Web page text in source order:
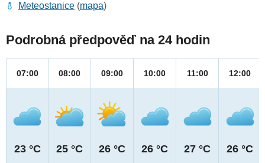
Meteostanice (mapa)
Podrobná předpověď na 24 hodin
07:00
23 °C
08:00
25 °C
09:00
26 °C
10:00
26 °C
11:00
27 °C
12:00
26 °C